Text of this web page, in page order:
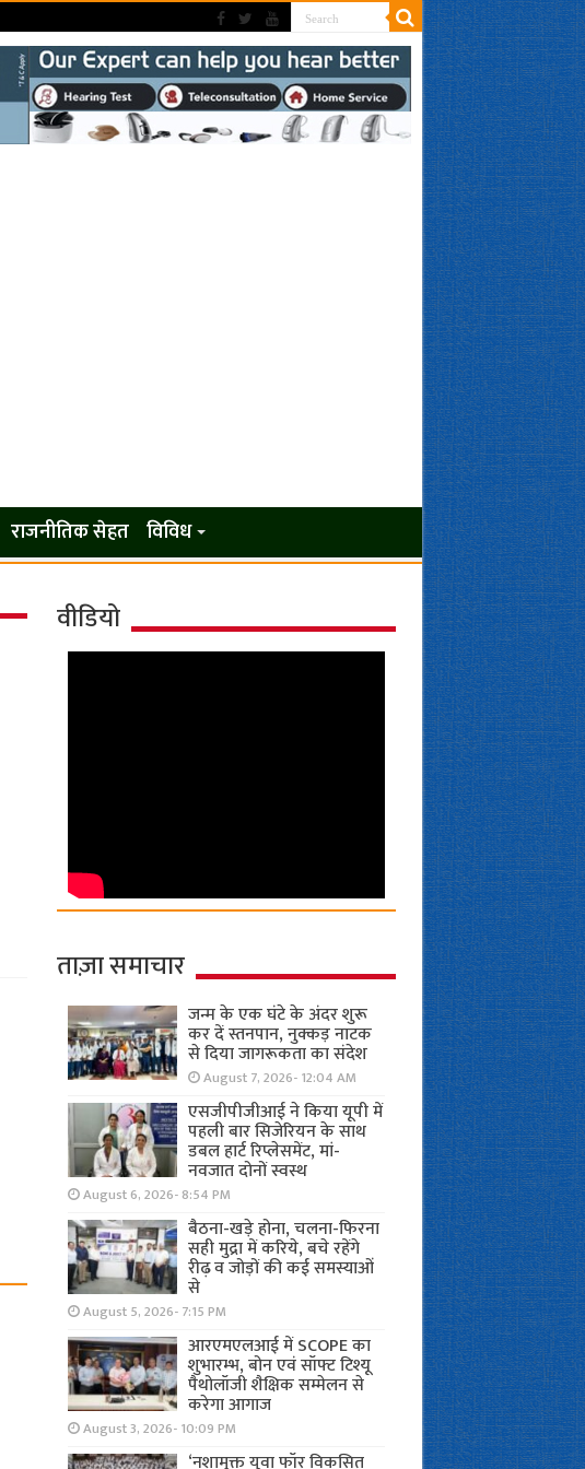
राजनीतिक सेहत विविध
वीडियो
ताज़ा समाचार
जन्म के एक घंटे के अंदर शुरू
कर दें स्तनपान, नुक्कड़ नाटक
से दिया जागरूकता का संदेश
August 7, 2026- 12:04 AM
एसजीपीजीआई ने किया यूपी में
पहली बार सिजेरियन के साथ
डबल हार्ट रिप्लेसमेंट, मां-
नवजात दोनों स्वस्थ
August 6, 2026- 8:54 PM
बैठना-खड़े होना, चलना-फिरना
सही मुद्रा में करिये, बचे रहेंगे
रीढ़ व जोड़ों की कई समस्याओं
से
August 5, 2026- 7:15 PM
आरएमएलआई में SCOPE का
शुभारम्भ, बोन एवं सॉफ्ट टिश्यू
पैथोलॉजी शैक्षिक सम्मेलन से
करेगा आगाज
August 3, 2026- 10:09 PM
‘नशामुक्त युवा फॉर विकसित